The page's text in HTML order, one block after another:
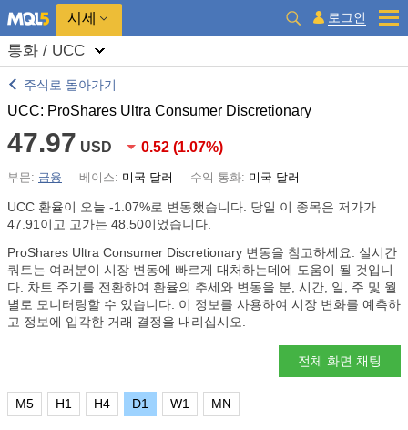
시세 로그인
통화 / UCC
주식로 돌아가기
UCC: ProShares Ultra Consumer Discretionary
47.97 USD 0.52 (1.07%)
부문: 금융 베이스: 미국 달러 수익 통화: 미국 달러
UCC 환율이 오늘 -1.07%로 변동했습니다. 당일 이 종목은 저가가
47.91이고 고가는 48.50이었습니다.
ProShares Ultra Consumer Discretionary 변동을 참고하세요. 실시간
쿼트는 여러분이 시장 변동에 빠르게 대처하는데에 도움이 될 것입니
다. 차트 주기를 전환하여 환율의 추세와 변동을 분, 시간, 일, 주 및 월
별로 모니터링할 수 있습니다. 이 정보를 사용하여 시장 변화를 예측하
고 정보에 입각한 거래 결정을 내리십시오.
전체 화면 채팅
M5 H1 H4 D1 W1 MN